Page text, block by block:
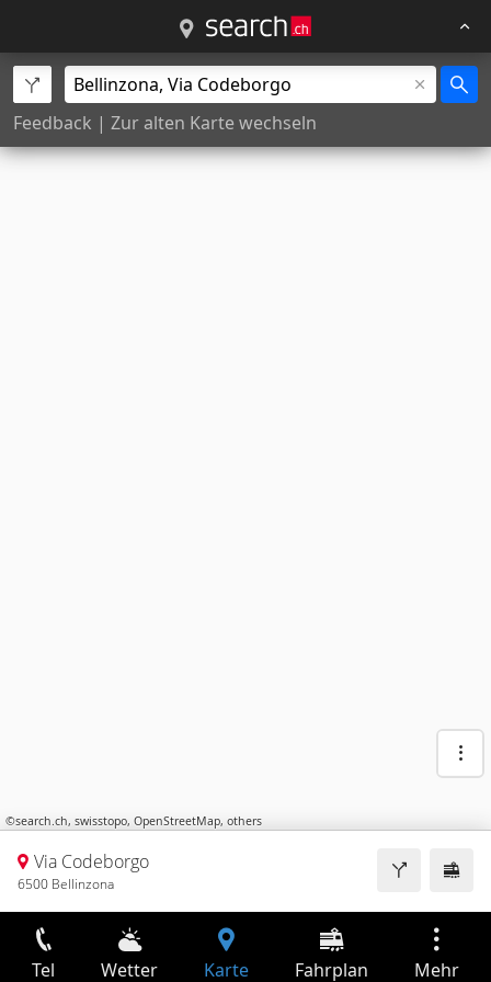
Feedback | Zur alten Karte wechseln
©search.ch, swisstopo, OpenStreetMap, others
Via Codeborgo
6500 Bellinzona
Tel Wetter Karte Fahrplan Mehr